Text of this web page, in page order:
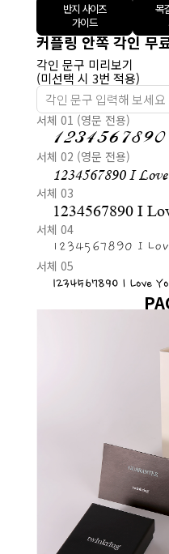
반지 사이즈
가이드
목
커플링 안쪽 각인 무
각인 문구 미리보기
(미선택 시 3번 적용)
서체 01 (영문 전용)
서체 02 (영문 전용)
1234567890 I
서체 03
1234567890 I
서체 04
1234567890 I
서체 05
1234567890 I Love